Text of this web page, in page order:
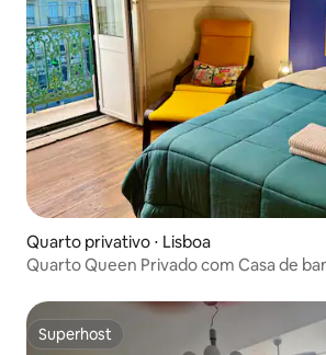
Quarto privativo ⋅ Lisboa
Quarto Queen Privado com Casa de
Superhost
Superhost